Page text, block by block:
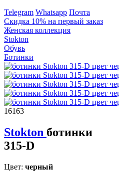
Telegram Whatsapp Почта
Скидка 10% на первый заказ
Женская коллекция
Stokton
Обувь
Ботинки
16163
Stokton ботинки
315-D
Цвет: черный